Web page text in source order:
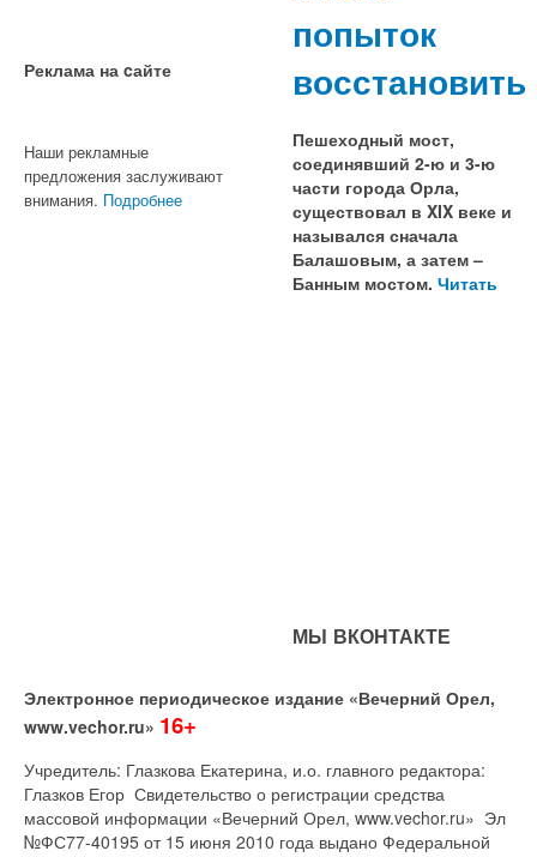
Реклама на cайте
Наши рекламные
предложения заслуживают
внимания. Подробнее
попыток
восстановить
Пешеходный мост,
соединявший 2-ю и 3-ю
части города Орла,
существовал в XIX веке и
назывался сначала
Балашовым, а затем –
Банным мостом. Читать
МЫ ВКОНТАКТЕ
Электронное периодическое издание «Вечерний Орел,
www.vechor.ru» 16+
Учредитель: Глазкова Екатерина, и.о. главного редактора:
Глазков Егор Свидетельство о регистрации средства
массовой информации «Вечерний Орел, www.vechor.ru» Эл
№ФС77-40195 от 15 июня 2010 года выдано Федеральной